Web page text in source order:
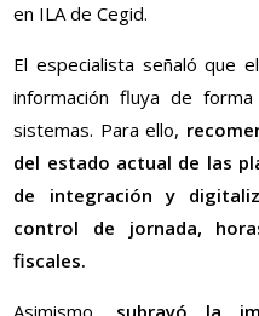
en ILA de Cegid.
El especialista señaló que
información fluya de
sistemas. Para ello,
del estado actual de las
de integración y
control de jornada,
fiscales.